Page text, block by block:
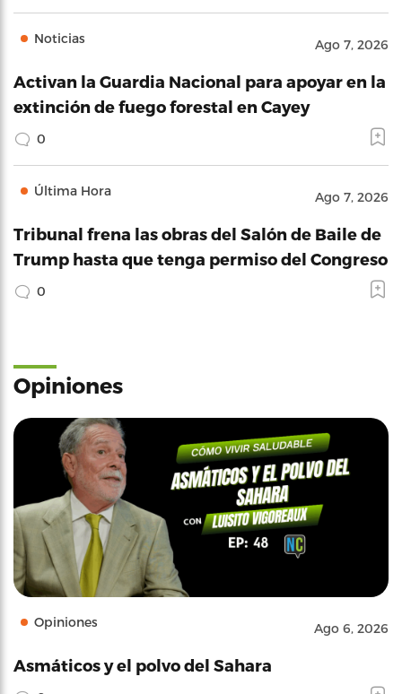
Noticias Ago 7, 2026
Activan la Guardia Nacional para apoyar en la
extinción de fuego forestal en Cayey
0
Última Hora Ago 7, 2026
Tribunal frena las obras del Salón de Baile de
Trump hasta que tenga permiso del Congreso
0
Opiniones
Opiniones Ago 6, 2026
Asmáticos y el polvo del Sahara